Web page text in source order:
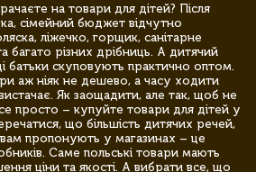
на товари для дітей? Після
сімейний бюджет відчутно
ліжечко, горщик, санітарне
багато різних дрібниць. А дитячий
батьки скуповують практично оптом.
аж ніяк не дешево, а часу ходити
Як заощадити, але так, щоб не
просто – купуйте товари для дітей у
що більшість дитячих речей,
вам пропонують у магазинах – це
Саме польські товари мають
ціни та якості. А вибрати все, що